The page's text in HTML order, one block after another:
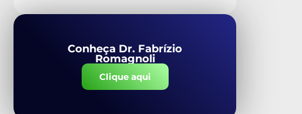
Conheça Dr. Fabrízio
Romagnoli
Clique aqui